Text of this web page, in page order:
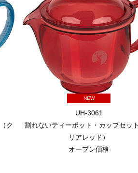
ク
NEW
UH-3061
割れないティーポット・カップセッ
リアレッド）
オープン価格